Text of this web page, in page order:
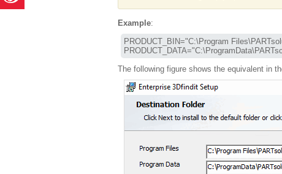
Example:
PRODUCT_BIN="C:\Program
The following figure shows the equivalent in